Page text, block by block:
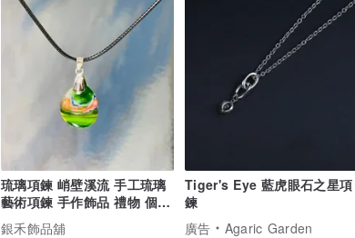
琉璃項鍊 峭壁溪流 手工琉璃
藝術項鍊 手作飾品 禮物 個性
飾品
銀禾飾品舖
Tiger's Eye 藍虎眼石之星項
鍊
廣告
Agaric Garden